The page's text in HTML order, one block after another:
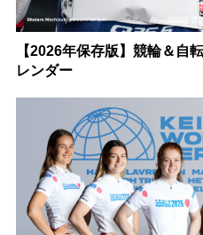
【2026年保存版】競輪＆自
レンダー